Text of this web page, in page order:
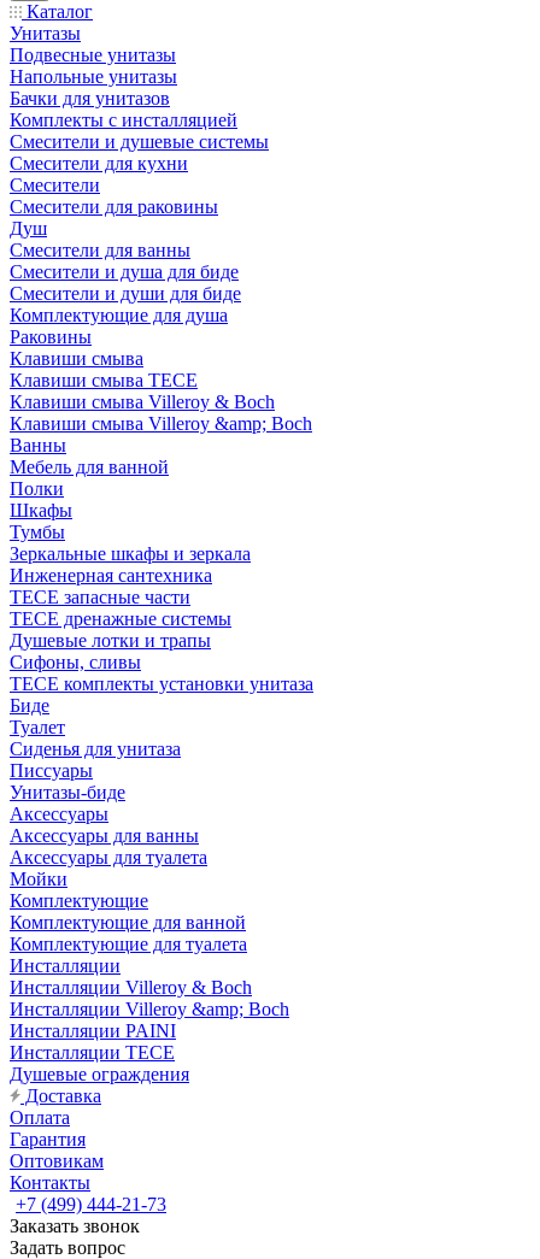
Каталог
Унитазы
Подвесные унитазы
Напольные унитазы
Бачки для унитазов
Комплекты с инсталляцией
Смесители и душевые системы
Смесители для кухни
Смесители
Смесители для раковины
Душ
Смесители для ванны
Смесители и душа для биде
Смесители и души для биде
Комплектующие для душа
Раковины
Клавиши смыва
Клавиши смыва TECE
Клавиши смыва Villeroy & Boch
Клавиши смыва Villeroy &amp; Boch
Ванны
Мебель для ванной
Полки
Шкафы
Тумбы
Зеркальные шкафы и зеркала
Инженерная сантехника
TECE запасные части
TECE дренажные системы
Душевые лотки и трапы
Сифоны, сливы
TECE комплекты установки унитаза
Биде
Туалет
Сиденья для унитаза
Писсуары
Унитазы-биде
Аксессуары
Аксессуары для ванны
Аксессуары для туалета
Мойки
Комплектующие
Комплектующие для ванной
Комплектующие для туалета
Инсталляции
Инсталляции Villeroy & Boch
Инсталляции Villeroy &amp; Boch
Инсталляции PAINI
Инсталляции TECE
Душевые ограждения
Доставка
Оплата
Гарантия
Оптовикам
Контакты
+7 (499) 444-21-73
Заказать звонок
Задать вопрос